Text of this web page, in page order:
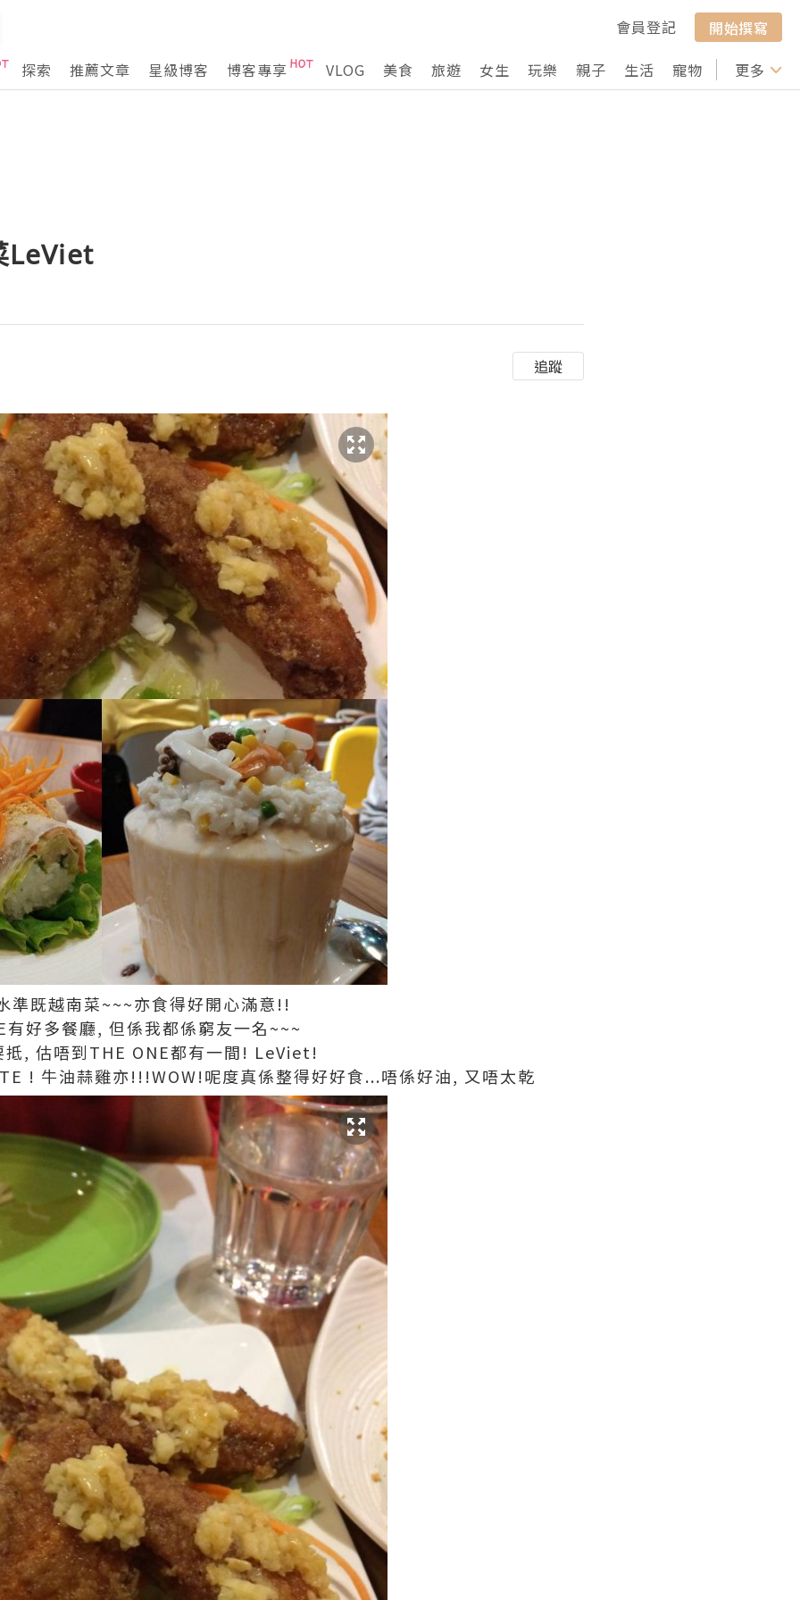
會員登記
開始撰寫
探索
推薦文章 星級博客 博客專享 VLOG 美食 旅遊 女生 玩樂 親子 生活 寵物 行山 打卡
更多
LeViet
追蹤
準既越南菜~~~亦食得好開心滿意!!
好多餐廳, 但係我都係窮友一名~~~
抵, 估唔到THE ONE都有一間! LeViet!
! 牛油蒜雞亦!!!WOW!呢度真係整得好好食...唔係好油, 又唔太乾